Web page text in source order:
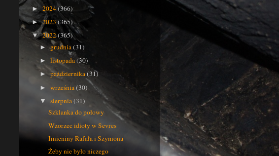
► 2024(366)
►2023(365)
▼2022(365)
►grudnia(31)
►listopada(30)
►października(31)
►września(30)
▼sierpnia(31)
Szklanka do połowy
Wzorzec idioty w Sevres
Imieniny Rafała i Szymona
Żeby nie było niczego